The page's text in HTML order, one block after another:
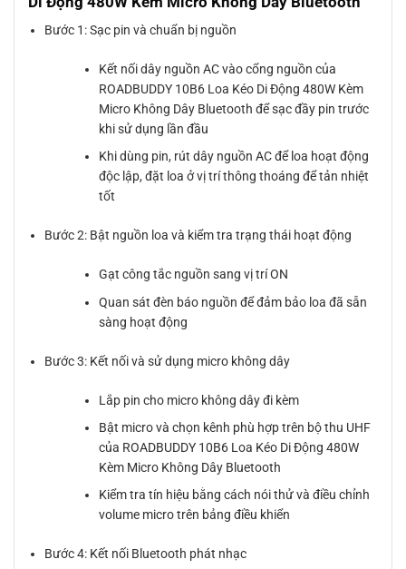
Bước 1: Sạc pin và chuẩn bị nguồn
Kết nối dây nguồn AC vào cổng nguồn của
ROADBUDDY 10B6 Loa Kéo Di Động 480W Kèm
Micro Không Dây Bluetooth để sạc đầy pin trước
khi sử dụng lần đầu
Khi dùng pin, rút dây nguồn AC để loa hoạt động
độc lập, đặt loa ở vị trí thông thoáng để tản nhiệt
tốt
Bước 2: Bật nguồn loa và kiểm tra trạng thái hoạt động
Gạt công tắc nguồn sang vị trí ON
Quan sát đèn báo nguồn để đảm bảo loa đã sẵn
sàng hoạt động
Bước 3: Kết nối và sử dụng micro không dây
Lắp pin cho micro không dây đi kèm
Bật micro và chọn kênh phù hợp trên bộ thu UHF
của ROADBUDDY 10B6 Loa Kéo Di Động 480W
Kèm Micro Không Dây Bluetooth
Kiểm tra tín hiệu bằng cách nói thử và điều chỉnh
volume micro trên bảng điều khiển
Bước 4: Kết nối Bluetooth phát nhạc